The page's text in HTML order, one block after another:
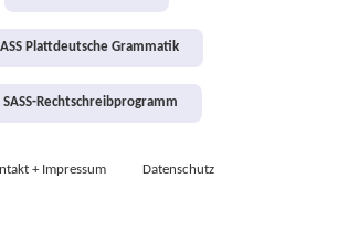
Plattdeutsche Grammatik
SASS-Rechtschreibprogramm
+ Impressum Datenschutz